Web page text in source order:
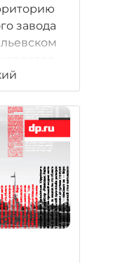
завода
Объём
в 4